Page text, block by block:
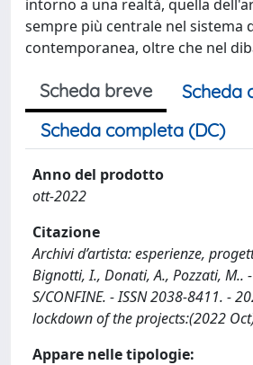
intorno a una realtà, quella
sempre più centrale nel sistema
contemporanea, oltre che nel
Scheda breve
Scheda
Scheda completa (DC)
Anno del prodotto
ott-2022
Citazione
Archivi d’artista: esperienze,
Bignotti, I., Donati, A., Pozzati, M.. -
S/CONFINE. - ISSN 2038-8411. -
lockdown of the projects:(2022
Appare nelle tipologie: